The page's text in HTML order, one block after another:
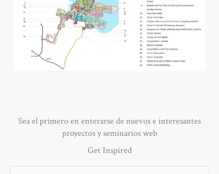
Sea el primero en enterarse de nuevos e interesantes
proyectos y seminarios web
Get Inspired